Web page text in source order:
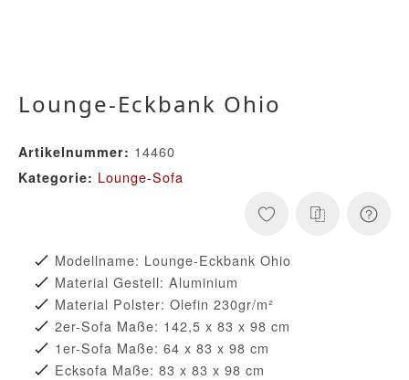
Lounge-Eckbank Ohio
Artikelnummer: 14460
Kategorie: Lounge-Sofa
Modellname: Lounge-Eckbank Ohio
Material Gestell: Aluminium
Material Polster: Olefin 230gr/m²
2er-Sofa Maße: 142,5 x 83 x 98 cm
1er-Sofa Maße: 64 x 83 x 98 cm
Ecksofa Maße: 83 x 83 x 98 cm